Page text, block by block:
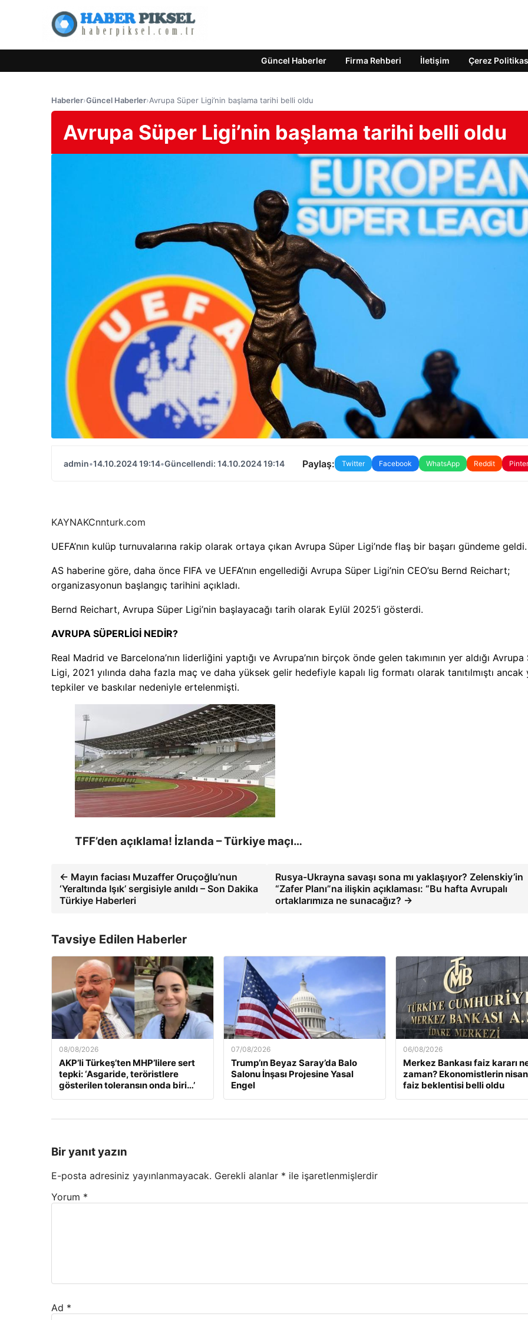
Güncel Haberler Firma Rehberi İletişim Çerez
Haberler›Güncel Haberler›Avrupa Süper Ligi’nin başlama tarihi belli oldu
Avrupa Süper Ligi’nin başlama tarihi belli oldu
admin•14.10.2024 19:14•Güncellendi: 14.10.2024 19:14 Paylaş: Twitter Facebook WhatsApp Reddit
KAYNAKCnnturk.com
UEFA’nın kulüp turnuvalarına rakip olarak ortaya çıkan Avrupa Süper Ligi’nde flaş bir başarı gündeme geldi.
AS haberine göre, daha önce FIFA ve UEFA’nın engellediği Avrupa Süper Ligi’nin CEO’su Bernd Reichart;
organizasyonun başlangıç ​​tarihini açıkladı.
Bernd Reichart, Avrupa Süper Ligi’nin başlayacağı tarih olarak Eylül 2025’i gösterdi.
AVRUPA SÜPERLİGİ NEDİR?
Real Madrid ve Barcelona’nın liderliğini yaptığı ve Avrupa’nın birçok önde gelen takımının yer aldığı Avrupa
Ligi, 2021 yılında daha fazla maç ve daha yüksek gelir hedefiyle kapalı lig formatı olarak tanıtılmıştı ancak
tepkiler ve baskılar nedeniyle ertelenmişti.
TFF’den açıklama! İzlanda – Türkiye maçı…
← Mayın faciası Muzaffer Oruçoğlu’nun
‘Yeraltında Işık’ sergisiyle anıldı – Son Dakika
Türkiye Haberleri
Rusya-Ukrayna savaşı sona mı yaklaşıyor? Zelenskiy’in
“Zafer Planı”na ilişkin açıklaması: “Bu hafta Avrupalı ​​
ortaklarımıza ne sunacağız? →
Tavsiye Edilen Haberler
08/08/2026
AKP’li Türkeş’ten MHP’lilere sert
tepki: ‘Asgaride, teröristlere
gösterilen toleransın onda biri…’
07/08/2026
Trump’ın Beyaz Saray’da Balo
Salonu İnşası Projesine Yasal
Engel
06/08/2026
Merkez Bankası faiz kararı
zaman? Ekonomistlerin nisan
faiz beklentisi belli oldu
Bir yanıt yazın
E-posta adresiniz yayınlanmayacak. Gerekli alanlar * ile işaretlenmişlerdir
Yorum *
Ad *